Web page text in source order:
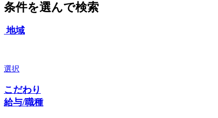
条件を選んで検索
地域
選択
こだわり
給与/職種